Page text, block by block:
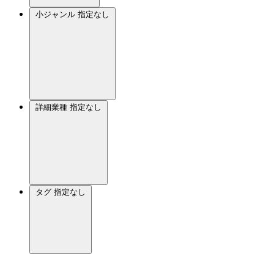
小ジャンル 指定なし
詳細業種 指定なし
タグ 指定なし